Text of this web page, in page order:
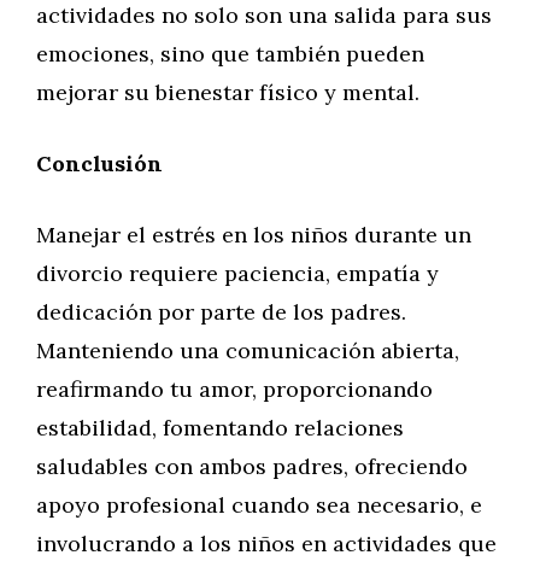
actividades no solo son una salida para sus
emociones, sino que también pueden
mejorar su bienestar físico y mental.
Conclusión
Manejar el estrés en los niños durante un
divorcio requiere paciencia, empatía y
dedicación por parte de los padres.
Manteniendo una comunicación abierta,
reafirmando tu amor, proporcionando
estabilidad, fomentando relaciones
saludables con ambos padres, ofreciendo
apoyo profesional cuando sea necesario, e
involucrando a los niños en actividades que